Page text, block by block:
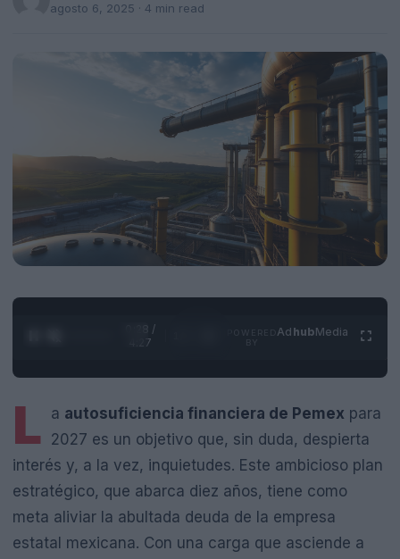
agosto 6, 2025 · 4 min read
0:28 /
4:27
Ad hubMedia
L a autosuficiencia financiera de Pemex para
2027 es un objetivo que, sin duda, despierta
interés y, a la vez, inquietudes. Este ambicioso plan
estratégico, que abarca diez años, tiene como
meta aliviar la abultada deuda de la empresa
estatal mexicana. Con una carga que asciende a